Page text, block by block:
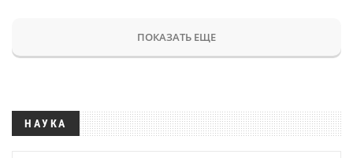
ПОКАЗАТЬ ЕЩЕ
НАУКА